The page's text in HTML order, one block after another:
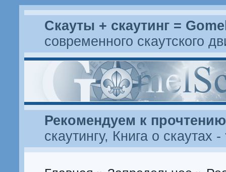
Скауты + скаутинг =
современного скаутского
Рекомендуем к прочтению
скаутингу, Книга о скаутах -